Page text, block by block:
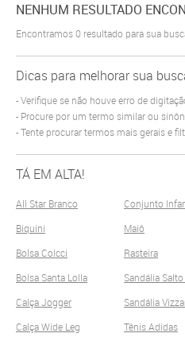
NENHUM RESULTADO
Encontramos0 resultado para sua
Dicas para melhorar sua
Verifique se não houve erro de
Procure por um termo similar ou
Tente procurar termos mais gerais e
TÁ EM ALTA!
All Star Branco
Biquini
Bolsa Colcci
Bolsa Santa Lolla
Calça Jogger
Calça Wide Leg
Conjunto
Maiô
Rasteira
Sandália
Tênis Adidas